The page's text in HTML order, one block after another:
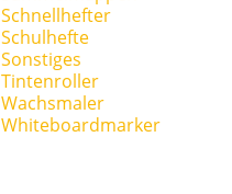
Schnellhefter
Schulhefte
Sonstiges
Tintenroller
Wachsmaler
Whiteboardmarker